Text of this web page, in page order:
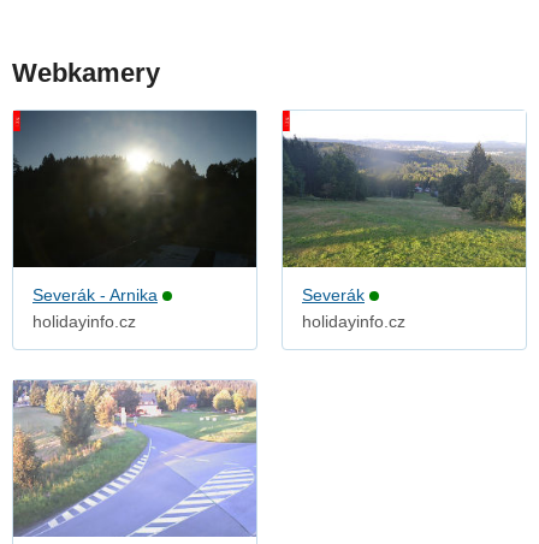
Webkamery
Severák - Arnika
holidayinfo.cz
Severák
holidayinfo.cz